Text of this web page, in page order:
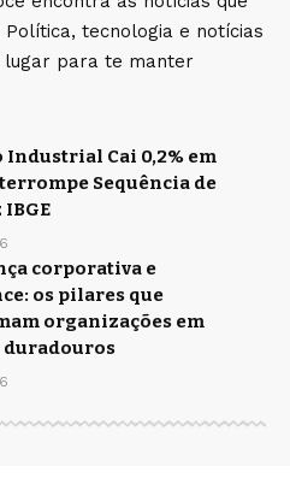
tecnologia e notícias
lugar para te manter
Industrial Cai 0,2% em
Sequência de
corporativa e
os pilares que
organizações em
duradouros